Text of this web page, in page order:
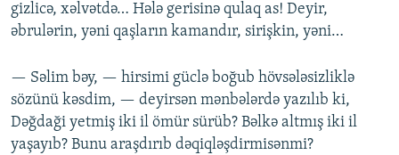
gizlicə, xəlvətdə… Hələ gerisinə qulaq as! Deyir,
əbrulərin, yəni qaşların kamandır, sirişkin, yəni…
— Səlim bəy, — hirsimi güclə boğub hövsələsizliklə
sözünü kəsdim, — deyirsən mənbələrdə yazılıb ki,
Dəğdaği yetmiş iki il ömür sürüb? Bəlkə altmış iki il
yaşayıb? Bunu araşdırıb dəqiqləşdirmisənmi?